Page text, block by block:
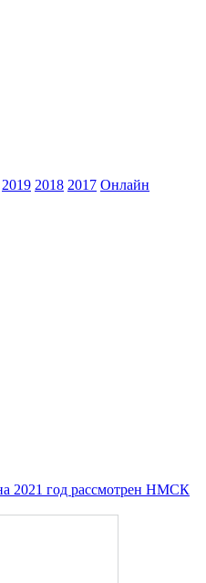
2019 2018 2017 Онлайн
2021 год рассмотрен НМСК